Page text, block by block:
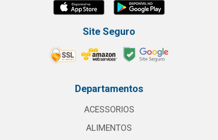
Site Seguro
Departamentos
ACESSORIOS
ALIMENTOS